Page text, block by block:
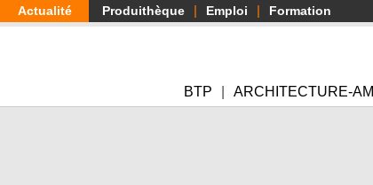
Aller
au
Actualité Produithèque Emploi Formation
BTP ARCHITECTURE-